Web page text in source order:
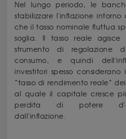
Nel lungo periodo, le
stabilizzare l'inflazione
che il tasso nominale fluttua
soglia. Il tasso reale agisce
strumento di regolazione
consumo, e quindi
investitori spesso
“tasso di rendimento reale”
al quale il capitale cresce
perdita di potere
dall'inflazione.